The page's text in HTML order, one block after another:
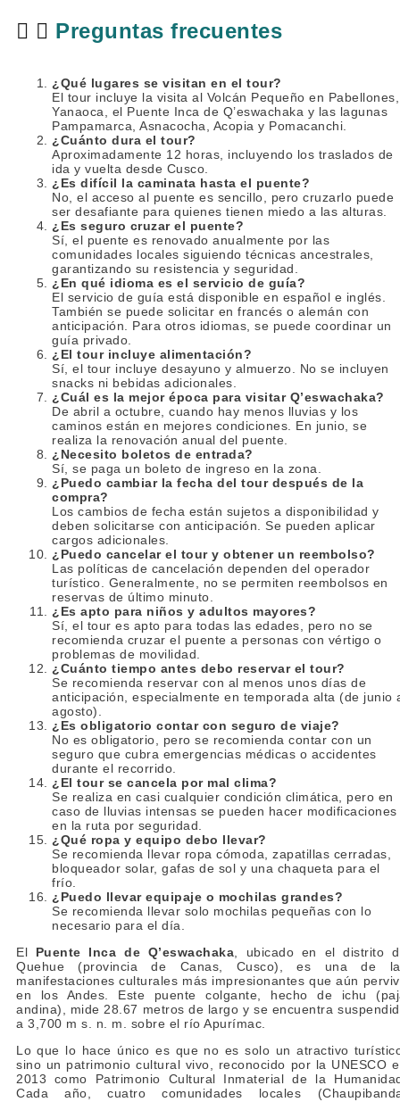
Preguntas frecuentes
¿Qué lugares se visitan en el tour?
El tour incluye la visita al Volcán Pequeño en Pabellones,
Yanaoca, el Puente Inca de Q’eswachaka y las lagunas
Pampamarca, Asnacocha, Acopia y Pomacanchi.
¿Cuánto dura el tour?
Aproximadamente 12 horas, incluyendo los traslados de
ida y vuelta desde Cusco.
¿Es difícil la caminata hasta el puente?
No, el acceso al puente es sencillo, pero cruzarlo puede
ser desafiante para quienes tienen miedo a las alturas.
¿Es seguro cruzar el puente?
Sí, el puente es renovado anualmente por las
comunidades locales siguiendo técnicas ancestrales,
garantizando su resistencia y seguridad.
¿En qué idioma es el servicio de guía?
El servicio de guía está disponible en español e inglés.
También se puede solicitar en francés o alemán con
anticipación. Para otros idiomas, se puede coordinar un
guía privado.
¿El tour incluye alimentación?
Sí, el tour incluye desayuno y almuerzo. No se incluyen
snacks ni bebidas adicionales.
¿Cuál es la mejor época para visitar Q’eswachaka?
De abril a octubre, cuando hay menos lluvias y los
caminos están en mejores condiciones. En junio, se
realiza la renovación anual del puente.
¿Necesito boletos de entrada?
Sí, se paga un boleto de ingreso en la zona.
¿Puedo cambiar la fecha del tour después de la
compra?
Los cambios de fecha están sujetos a disponibilidad y
deben solicitarse con anticipación. Se pueden aplicar
cargos adicionales.
¿Puedo cancelar el tour y obtener un reembolso?
Las políticas de cancelación dependen del operador
turístico. Generalmente, no se permiten reembolsos en
reservas de último minuto.
¿Es apto para niños y adultos mayores?
Sí, el tour es apto para todas las edades, pero no se
recomienda cruzar el puente a personas con vértigo o
problemas de movilidad.
¿Cuánto tiempo antes debo reservar el tour?
Se recomienda reservar con al menos unos días de
anticipación, especialmente en temporada alta (de junio
agosto).
¿Es obligatorio contar con seguro de viaje?
No es obligatorio, pero se recomienda contar con un
seguro que cubra emergencias médicas o accidentes
durante el recorrido.
¿El tour se cancela por mal clima?
Se realiza en casi cualquier condición climática, pero en
caso de lluvias intensas se pueden hacer modificaciones
en la ruta por seguridad.
¿Qué ropa y equipo debo llevar?
Se recomienda llevar ropa cómoda, zapatillas cerradas,
bloqueador solar, gafas de sol y una chaqueta para el
frío.
¿Puedo llevar equipaje o mochilas grandes?
Se recomienda llevar solo mochilas pequeñas con lo
necesario para el día.
El Puente Inca de Q’eswachaka , ubicado en el distrito
Quehue (provincia de Canas, Cusco), es una de
manifestaciones culturales más impresionantes que aún
en los Andes. Este puente colgante, hecho de ichu
andina), mide 28.67 metros de largo y se encuentra
a 3,700 m s. n. m. sobre el río Apurímac.
Lo que lo hace único es que no es solo un atractivo
sino un patrimonio cultural vivo, reconocido por la UNESCO
2013 como Patrimonio Cultural Inmaterial de la
Cada año, cuatro comunidades locales